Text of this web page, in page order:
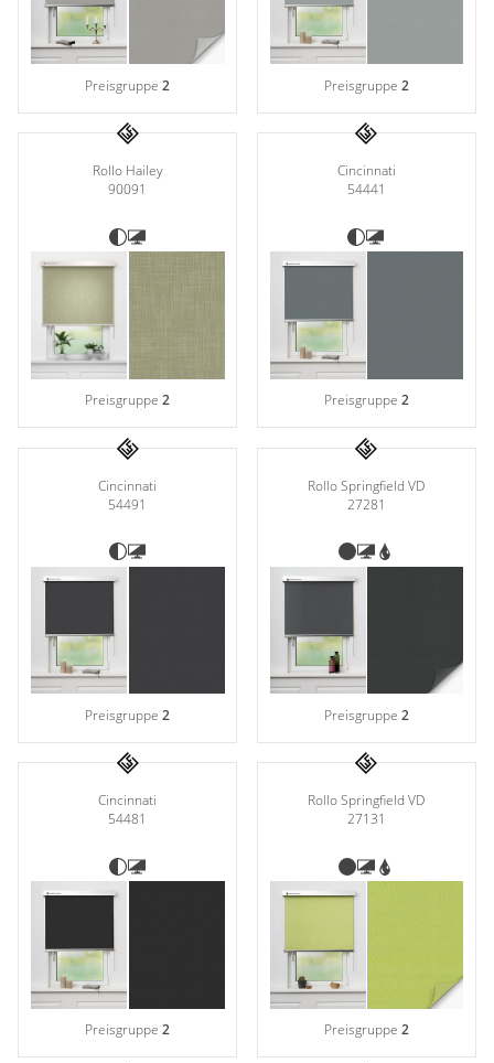
Preisgruppe2 Preisgruppe 2
Rollo Hailey
90091
Preisgruppe2
Cincinnati
54441
Preisgruppe 2
Cincinnati
54491
Preisgruppe2
Rollo Springfield VD
27281
Preisgruppe 2
Cincinnati
54481
Preisgruppe2
Rollo Springfield VD
27131
Preisgruppe 2